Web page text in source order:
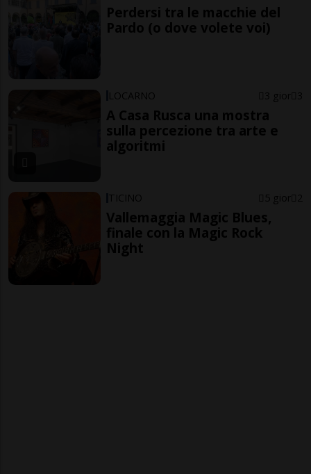
Perdersi tra le macchie del
Pardo (o dove volete voi)
LOCARNO 3 gior 3
A Casa Rusca una mostra
sulla percezione tra arte e
algoritmi
TICINO 5 gior 2
Vallemaggia Magic Blues,
finale con la Magic Rock
Night